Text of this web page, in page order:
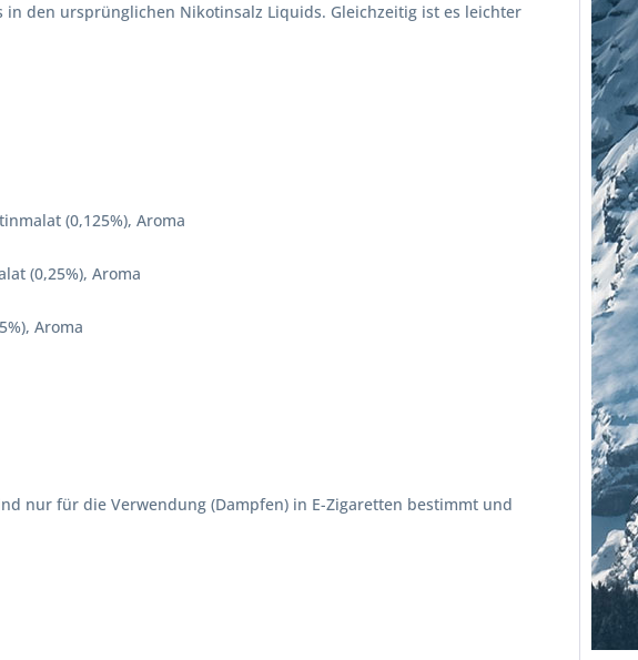
den ursprünglichen Nikotinsalz Liquids. Gleichzeitig ist es leichter
(0,125%), Aroma
(0,25%), Aroma
Aroma
nur für die Verwendung (Dampfen) in E-Zigaretten bestimmt und